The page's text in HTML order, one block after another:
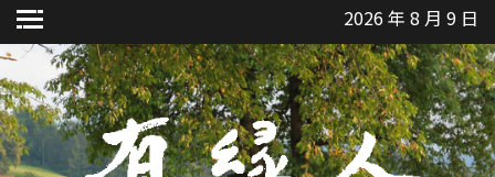
Skip
to
content
2026 年 8 月 9 日